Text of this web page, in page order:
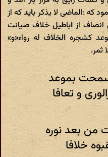
که :الماضی لا یذکر باید که از
انصاف از اباطیل خلاف صیانت
کشجره الخلاف له رواء«و»
ثمر.
بموعد
و تعافا
من بعد نوره
خلافا